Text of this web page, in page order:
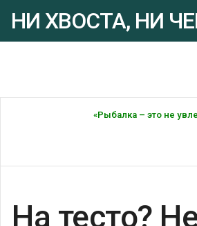
НИ ХВОСТА, НИ
«Рыбалка – это не
На тесто?